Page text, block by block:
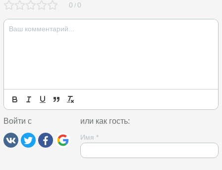
0 /0
Войти с или как гость:
Имя *